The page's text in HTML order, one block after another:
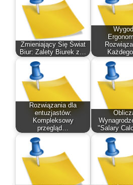
Zmieniający Się Świat
Biur: Zalety Biurek z…
Rozwiązania dla
entuzjastów:
Kompleksowy
przegląd…
"Salary